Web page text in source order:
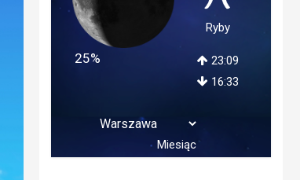
25%
Ryby
23:09
16:33
Miesiąc